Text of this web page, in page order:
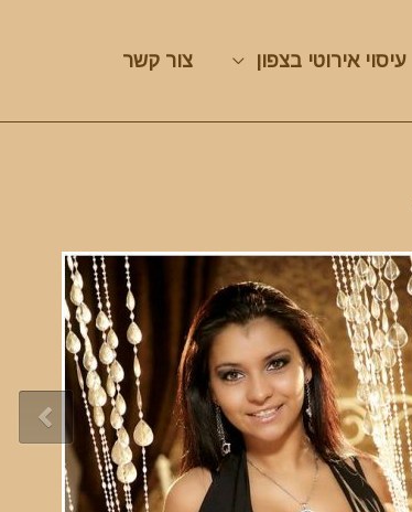
עיסוי אירוטי בצפון צור קשר